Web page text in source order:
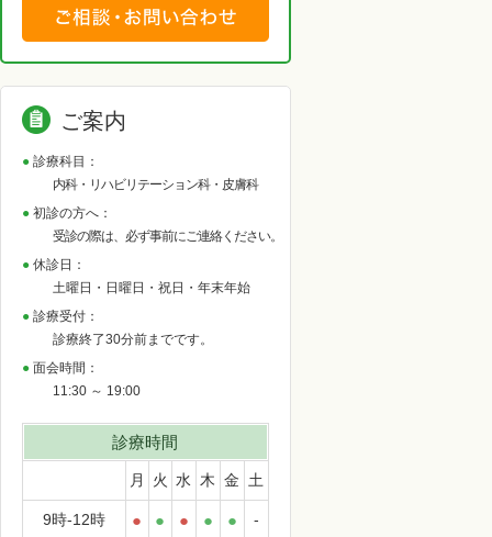
ご案内
診療科目：
内科・リハビリテーション科・皮膚科
初診の方へ：
受診の際は、必ず事前にご連絡ください。
休診日：
土曜日・日曜日・祝日・年末年始
診療受付：
診療終了30分前までです。
面会時間：
11:30 ～ 19:00
診療時間
月 火 水 木 金 土
9時-12時 ● ● ● ● ● -